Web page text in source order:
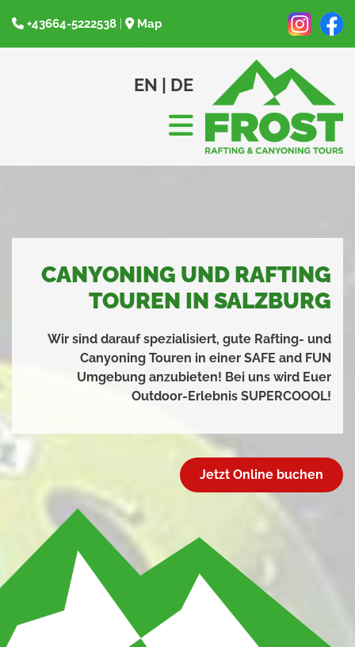
 +43664-5222538  Map
EN | DE
CANYONING UND RAFTING
TOUREN IN SALZBURG
Wir sind darauf spezialisiert, gute Rafting- und
Canyoning Touren in einer SAFE and FUN
Umgebung anzubieten! Bei uns wird Euer
Outdoor-Erlebnis SUPERCOOOL!
Jetzt Online buchen